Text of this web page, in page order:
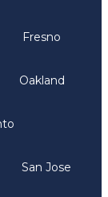
Fresno
Oakland
San Jose